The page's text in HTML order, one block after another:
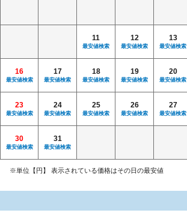
11
最安値検索
12
最安値検索
13
最安値検索
16
最安値検索
17
最安値検索
18
最安値検索
19
最安値検索
20
最安値検索
23
最安値検索
24
最安値検索
25
最安値検索
26
最安値検索
27
最安値検索
30
最安値検索
31
最安値検索
※単位【円】 表示されている価格はその日の最安値